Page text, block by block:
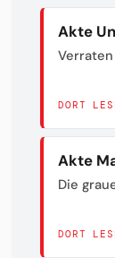
Akte
DORT
Akte
Die
DORT